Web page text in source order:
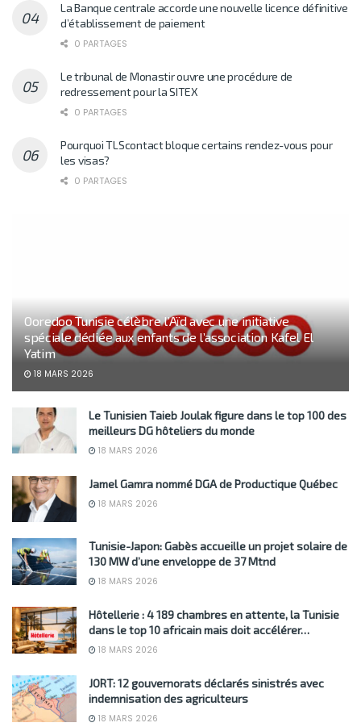
La Banque centrale accorde une nouvelle licence définitive
d’établissement de paiement
0 PARTAGES
Le tribunal de Monastir ouvre une procédure de
redressement pour la SITEX
0 PARTAGES
Pourquoi TLScontact bloque certains rendez-vous pour
les visas?
0 PARTAGES
Ooredoo Tunisie célèbre l’Aïd avec une initiative
spéciale dédiée aux enfants de l’association Kafel El
Yatim
18 MARS 2026
Le Tunisien Taieb Joulak figure dans le top 100 des
meilleurs DG hôteliers du monde
18 MARS 2026
Jamel Gamra nommé DGA de Productique Québec
18 MARS 2026
Tunisie-Japon: Gabès accueille un projet solaire de
130 MW d’une enveloppe de 37 Mtnd
18 MARS 2026
Hôtellerie : 4 189 chambres en attente, la Tunisie
dans le top 10 africain mais doit accélérer…
18 MARS 2026
JORT: 12 gouvernorats déclarés sinistrés avec
indemnisation des agriculteurs
18 MARS 2026